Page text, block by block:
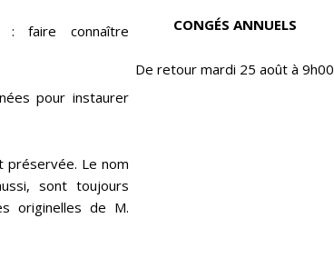
: faire connaître
pour instaurer
préservée. Le nom
sont toujours
originelles de M.
CONGÉS ANNUELS
De retour mardi 25 août à 9h00